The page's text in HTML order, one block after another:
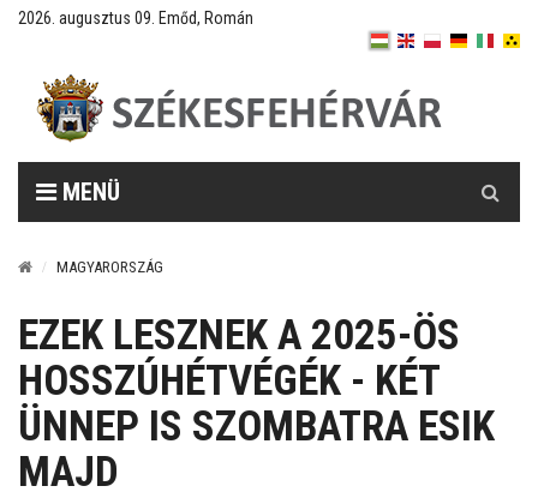
2026. augusztus 09. Emőd, Román
MENÜ
MAGYARORSZÁG
EZEK LESZNEK A 2025-ÖS
HOSSZÚHÉTVÉGÉK - KÉT
ÜNNEP IS SZOMBATRA ESIK
MAJD